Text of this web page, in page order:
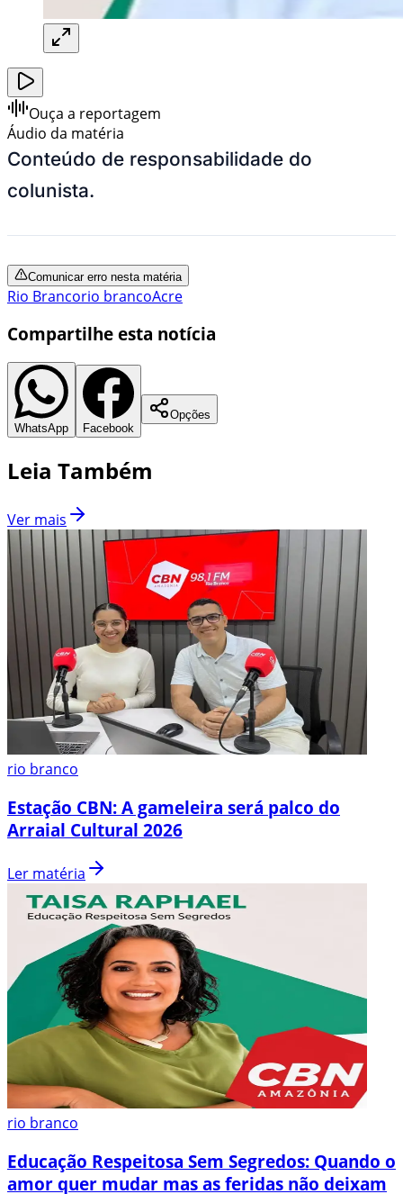
Ouça a reportagem
Áudio da matéria
Conteúdo de responsabilidade do
colunista.
Comunicar erro nesta matéria
Rio Brancorio brancoAcre
Compartilhe esta notícia
WhatsApp Facebook
Opções
Leia Também
Ver mais
rio branco
Estação CBN: A gameleira será palco do
Arraial Cultural 2026
Ler matéria
rio branco
Educação Respeitosa Sem Segredos: Quando o
amor quer mudar mas as feridas não deixam